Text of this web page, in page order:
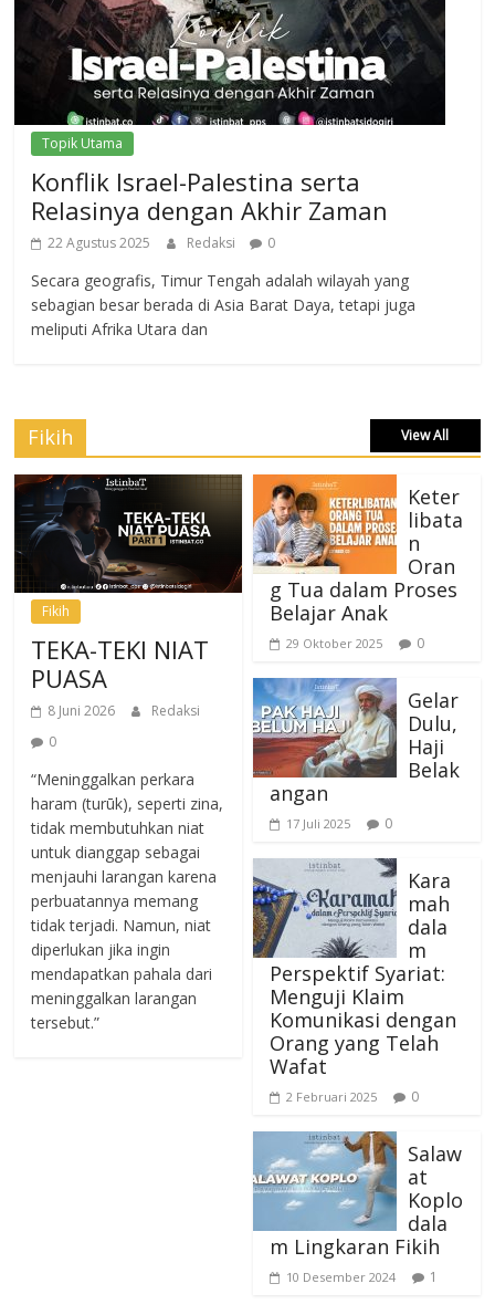
Topik Utama
Konflik Israel-Palestina serta
Relasinya dengan Akhir Zaman
22 Agustus 2025 Redaksi 0
Secara geografis, Timur Tengah adalah wilayah yang
sebagian besar berada di Asia Barat Daya, tetapi juga
meliputi Afrika Utara dan
Fikih View All
Fikih
TEKA-TEKI NIAT
PUASA
8 Juni 2026
Redaksi
0
“Meninggalkan perkara
haram (turūk), seperti zina,
tidak membutuhkan niat
untuk dianggap sebagai
menjauhi larangan karena
perbuatannya memang
tidak terjadi. Namun, niat
diperlukan jika ingin
mendapatkan pahala dari
meninggalkan larangan
tersebut.”
Keter
libata
n
Oran
g Tua dalam Proses
Belajar Anak
29 Oktober 2025 0
Gelar
Dulu,
Haji
Belak
angan
17 Juli 2025 0
Kara
mah
dala
m
Perspektif Syariat:
Menguji Klaim
Komunikasi dengan
Orang yang Telah
Wafat
2 Februari 2025 0
Salaw
at
Koplo
dala
m Lingkaran Fikih
10 Desember 2024 1